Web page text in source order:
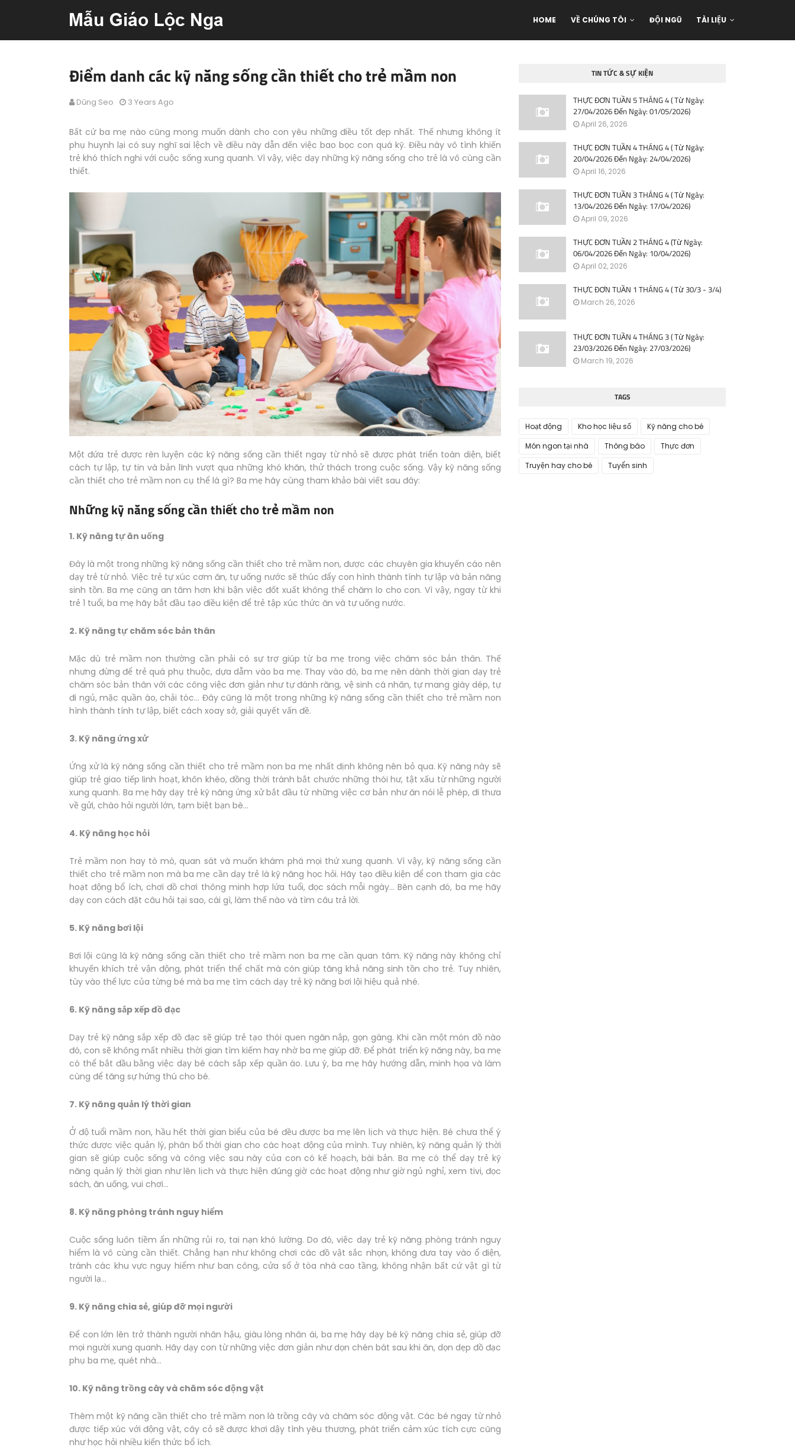
HOME VỀ CHÚNG TÔI ĐỘI NGŨ TÀI LIỆU
Điểm danh các kỹ năng sống cần thiết cho trẻ mầm non
Dũng Seo 3 Years Ago
Bất cứ ba mẹ nào cũng mong muốn dành cho con yêu những điều tốt đẹp nhất. Thế nhưng không ít
phụ huynh lại có suy nghĩ sai lệch về điều này dẫn đến việc bao bọc con quá kỹ. Điều này vô tình khiến
trẻ khó thích nghi với cuộc sống xung quanh. Vì vậy, việc dạy những kỹ năng sống cho trẻ là vô cùng cần
thiết.
Một đứa trẻ được rèn luyện các kỹ năng sống cần thiết ngay từ nhỏ sẽ được phát triển toàn diện, biết
cách tự lập, tự tin và bản lĩnh vượt qua những khó khăn, thử thách trong cuộc sống. Vậy kỹ năng sống
cần thiết cho trẻ mầm non cụ thể là gì? Ba mẹ hãy cùng tham khảo bài viết sau đây:
Những kỹ năng sống cần thiết cho trẻ mầm non
1. Kỹ năng tự ăn uống
Đây là một trong những kỹ năng sống cần thiết cho trẻ mầm non, được các chuyên gia khuyến cáo nên
dạy trẻ từ nhỏ. Việc trẻ tự xúc cơm ăn, tự uống nước sẽ thúc đẩy con hình thành tính tự lập và bản năng
sinh tồn. Ba mẹ cũng an tâm hơn khi bận việc đốt xuất không thể chăm lo cho con. Vì vậy, ngay từ khi
trẻ 1 tuổi, ba mẹ hãy bắt đầu tạo điều kiện để trẻ tập xúc thức ăn và tự uống nước.
2. Kỹ năng tự chăm sóc bản thân
Mặc dù trẻ mầm non thường cần phải có sự trợ giúp từ ba mẹ trong việc chăm sóc bản thân. Thế
nhưng đừng để trẻ quá phụ thuộc, dựa dẫm vào ba mẹ. Thay vào đó, ba mẹ nên dành thời gian dạy trẻ
chăm sóc bản thân với các công việc đơn giản như tự đánh răng, vệ sinh cá nhân, tự mang giày dép, tự
đi ngủ, mặc quần áo, chải tóc... Đây cũng là một trong những kỹ năng sống cần thiết cho trẻ mầm non
hình thành tính tự lập, biết cách xoay sở, giải quyết vấn đề.
3. Kỹ năng ứng xử
Ứng xử là kỹ năng sống cần thiết cho trẻ mầm non ba mẹ nhất định không nên bỏ qua. Kỹ năng này sẽ
giúp trẻ giao tiếp linh hoạt, khôn khéo, đồng thời tránh bắt chước những thói hư, tật xấu từ những người
xung quanh. Ba mẹ hãy dạy trẻ kỹ năng ứng xử bắt đầu từ những việc cơ bản như ăn nói lễ phép, đi thưa
về gửi, chào hỏi người lớn, tạm biệt bạn bè...
4. Kỹ năng học hỏi
Trẻ mầm non hay tò mò, quan sát và muốn khám phá mọi thứ xung quanh. Vì vậy, kỹ năng sống cần
thiết cho trẻ mầm non mà ba mẹ cần dạy trẻ là kỹ năng học hỏi. Hãy tạo điều kiện để con tham gia các
hoạt động bổ ích, chơi đồ chơi thông minh hợp lứa tuổi, đọc sách mỗi ngày... Bên cạnh đó, ba mẹ hãy
dạy con cách đặt câu hỏi tại sao, cái gì, làm thế nào và tìm câu trả lời.
5. Kỹ năng bơi lội
Bơi lội cũng là kỹ năng sống cần thiết cho trẻ mầm non ba mẹ cần quan tâm. Kỹ năng này không chỉ
khuyến khích trẻ vận động, phát triển thể chất mà còn giúp tăng khả năng sinh tồn cho trẻ. Tuy nhiên,
tùy vào thể lực của từng bé mà ba mẹ tìm cách dạy trẻ kỹ năng bơi lội hiệu quả nhé.
6. Kỹ năng sắp xếp đồ đạc
Dạy trẻ kỹ năng sắp xếp đồ đạc sẽ giúp trẻ tạo thói quen ngăn nắp, gọn gàng. Khi cần một món đồ nào
đó, con sẽ không mất nhiều thời gian tìm kiếm hay nhờ ba mẹ giúp đỡ. Để phát triển kỹ năng này, ba mẹ
có thể bắt đầu bằng việc dạy bé cách sắp xếp quần áo. Lưu ý, ba mẹ hãy hướng dẫn, minh họa và làm
cùng để tăng sự hứng thú cho bé.
7. Kỹ năng quản lý thời gian
Ở độ tuổi mầm non, hầu hết thời gian biểu của bé đều được ba mẹ lên lịch và thực hiện. Bé chưa thể ý
thức được việc quản lý, phân bổ thời gian cho các hoạt động của mình. Tuy nhiên, kỹ năng quản lý thời
gian sẽ giúp cuộc sống và công việc sau này của con có kế hoạch, bài bản. Ba mẹ có thể dạy trẻ kỹ
năng quản lý thời gian như lên lịch và thực hiện đúng giờ các hoạt động như giờ ngủ nghỉ, xem tivi, đọc
sách, ăn uống, vui chơi...
8. Kỹ năng phòng tránh nguy hiểm
Cuộc sống luôn tiềm ẩn những rủi ro, tai nạn khó lường. Do đó, việc dạy trẻ kỹ năng phòng tránh nguy
hiểm là vô cùng cần thiết. Chẳng hạn như không chơi các đồ vật sắc nhọn, không đưa tay vào ổ điện,
tránh các khu vực nguy hiểm như ban công, cửa sổ ở tòa nhà cao tầng, không nhận bất cứ vật gì từ
người lạ...
9. Kỹ năng chia sẻ, giúp đỡ mọi người
Để con lớn lên trở thành người nhân hậu, giàu lòng nhân ái, ba mẹ hãy dạy bé kỹ năng chia sẻ, giúp đỡ
mọi người xung quanh. Hãy dạy con từ những việc đơn giản như dọn chén bát sau khi ăn, dọn dẹp đồ đạc
phụ ba mẹ, quét nhà...
10. Kỹ năng trồng cây và chăm sóc động vật
Thêm một kỹ năng cần thiết cho trẻ mầm non là trồng cây và chăm sóc động vật. Các bé ngay từ nhỏ
được tiếp xúc với động vật, cây cỏ sẽ được khơi dậy tình yêu thương, phát triển cảm xúc tích cực cũng
như học hỏi nhiều kiến thức bổ ích.
TIN TỨC & SỰ KIỆN
THỰC ĐƠN TUẦN 5 THÁNG 4 ( Từ Ngày:
27/04/2026 Đến Ngày: 01/05/2026)
April 26, 2026
THỰC ĐƠN TUẦN 4 THÁNG 4 ( Từ Ngày:
20/04/2026 Đến Ngày: 24/04/2026)
April 16, 2026
THỰC ĐƠN TUẦN 3 THÁNG 4 ( Từ Ngày:
13/04/2026 Đến Ngày: 17/04/2026)
April 09, 2026
THỰC ĐƠN TUẦN 2 THÁNG 4 (Từ Ngày:
06/04/2026 Đến Ngày: 10/04/2026)
April 02, 2026
THỰC ĐƠN TUẦN 1 THÁNG 4 ( Từ 30/3 - 3/4)
March 26, 2026
THỰC ĐƠN TUẦN 4 THÁNG 3 ( Từ Ngày:
23/03/2026 Đến Ngày: 27/03/2026)
March 19, 2026
TAGS
Hoạt động Kho học liệu số
Kỹ năng cho bé
Món ngon tại nhà
Thông báo
Thực đơn
Truyện hay cho bé
Tuyển sinh